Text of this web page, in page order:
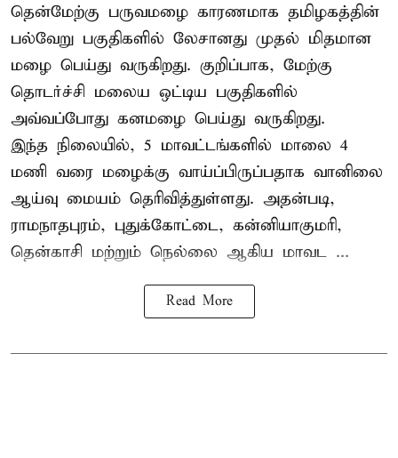
தென்மேற்கு பருவமழை காரணமாக தமிழகத்தின்
பல்வேறு பகுதிகளில் லேசானது முதல் மிதமான
மழை பெய்து வருகிறது. குறிப்பாக, மேற்கு
தொடர்ச்சி மலைய ஒட்டிய பகுதிகளில்
அவ்வப்போது கனமழை பெய்து வருகிறது.
இந்த நிலையில், 5 மாவட்டங்களில் மாலை 4
மணி வரை மழைக்கு வாய்ப்பிருப்பதாக வானிலை
ஆய்வு மையம் தெரிவித்துள்ளது. அதன்படி,
ராமநாதபுரம், புதுக்கோட்டை, கன்னியாகுமரி,
தென்காசி மற்றும் நெல்லை ஆகிய மாவட ...
Read More